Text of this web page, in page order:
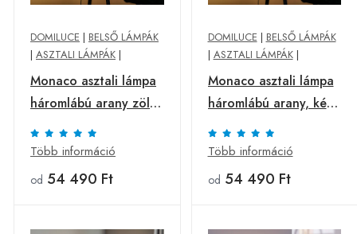
DOMILUCE | BELSŐ LÁMPÁK
| ASZTALI LÁMPÁK |
Monaco asztali lámpa
háromlábú arany zöld
bársony
Több információ
od 54 490 Ft
DOMILUCE | BELSŐ LÁMPÁK
| ASZTALI LÁMPÁK|
Monaco asztali lámpa
háromlábú arany, kék
bársony
Több információ
od 54 490 Ft